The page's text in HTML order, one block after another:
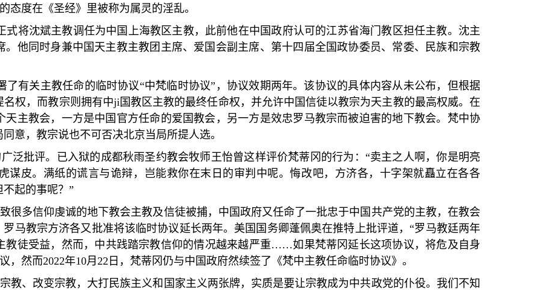
态度在《圣经》里被称为属灵的淫乱。
式将沈斌主教调任为中国上海教区主教，此前他在中国政府认可的江苏省海门教区担任主教。沈主
他同时身兼中国天主教主教团主席、爱国会副主席、第十四届全国政协委员、常委、民族和宗教
了有关主教任命的临时协议“中梵临时协议” ，协议效期两年。该协议的具体内容从未公布，但根据
名权，而教宗则拥有中ji国教区主教的最终任命权，并允许中国信徒以教宗为天主教的最高权威。在
主教会，一方是中国官方任命的爱国教会，另一方是效忠罗马教宗而被迫害的地下教会。梵中协
意，教宗说也不可否决北京当局所提人选。
泛批评。已入狱的成都秋雨圣约教会牧师王怡曾这样评价梵蒂冈的行为： “卖主之人啊，你是明亮
谋皮。满纸的谎言与诡辩，岂能救你在末日的审判中呢。悔改吧，方济各，十字架就矗立在各各
起的事呢？ ”
很多信仰虔诚的地下教会主教及信徒被捕，中国政府又任命了一批忠于中国共产党的主教，在教会
罗马教宗方济各又批准将该临时协议延长两年。美国国务卿蓬佩奥在推特上批评道，“罗马教廷两年
徒受益，然而，中共践踏宗教信仰的情况越来越严重……如果梵蒂冈延长这项协议，将危及自身
，然而2022年10月 22 日，梵蒂冈仍与中国政府然续签了《梵中主教任命临时协议》。
教、改变宗教，大打民族主义和国家主义两张牌，实质是要让宗教成为中共政党的仆役。我们不知